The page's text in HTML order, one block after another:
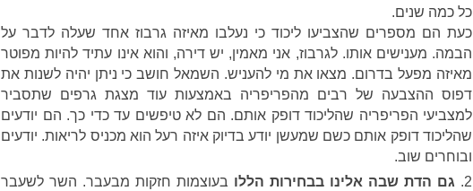
כל כמה שנים.
כעת הם מספרים שהצביעו ליכוד כי נעלבו מאיזה גרבוז אחד שעלה לדבר על
הבמה. מענישים אותו. לגרבוז, אני מאמין, יש דירה, והוא אינו עתיד להיות מפוטר
מאיזה מפעל בדרום. מצאו את מי להעניש. השמאל חושב כי ניתן יהיה לשנות את
דפוס ההצבעה של רבים מהפריפריה באמצעות עוד מצגת גרפים שתסביר
למצביעי הפריפריה שהליכוד דופק אותם. הם לא טיפשים עד כדי כך. הם יודעים
שהליכוד דופק אותם כשם שמעשן יודע בדיוק איזה רעל הוא מכניס לריאות. יודעים
ובוחרים שוב.
2.
גם הדת שבה אלינו בבחירות הללו בעוצמות חזקות מבעבר. השר לשעבר